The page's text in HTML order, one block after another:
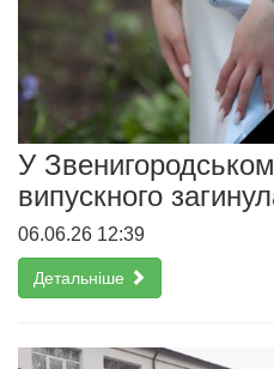
У
випускного
06.06.26 12:39
Детальніше